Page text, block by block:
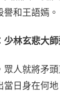
和王語嫣。
少林玄悲大
眾人就將矛
當日身在何